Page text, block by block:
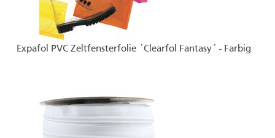
Expafol PVC Zeltfensterfolie ´Clearfol Fantasy´ - Farbig